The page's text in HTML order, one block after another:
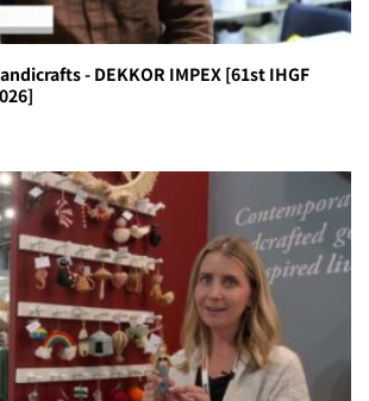
- DEKKOR IMPEX [61st IHGF